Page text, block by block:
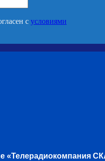
с условиями
«Телерадиокомпания